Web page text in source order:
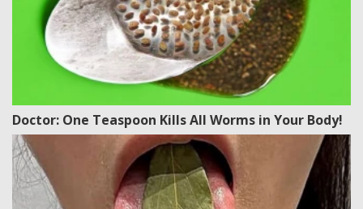
Doctor: One Teaspoon Kills All Worms in Your Body!